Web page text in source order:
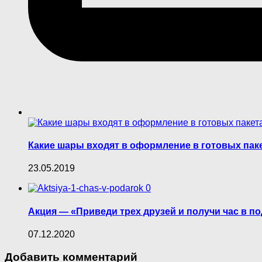
Какие шары входят в оформление в готовых
23.05.2019
0
Акция — «Приведи трех друзей и получи час в
07.12.2020
Добавить комментарий